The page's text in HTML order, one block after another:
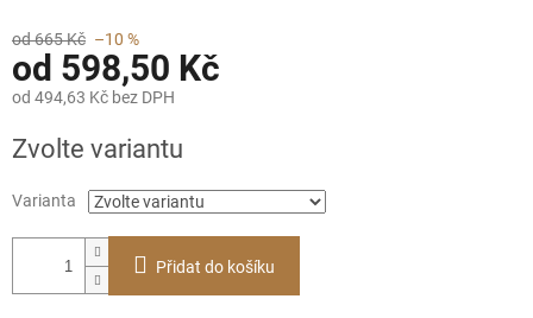
od 665 Kč –10 %
od 598,50 Kč
od 494,63 Kč bez DPH
cena:
Zvolte variantu
Varianta
Přidat do košíku